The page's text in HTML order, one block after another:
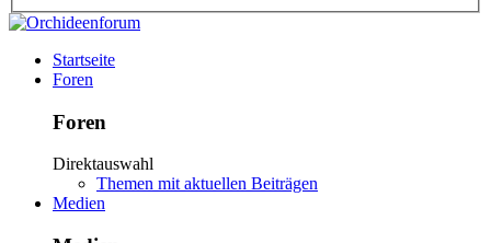
Startseite
Foren
Foren
Direktauswahl
Themen mit aktuellen Beiträgen
Medien